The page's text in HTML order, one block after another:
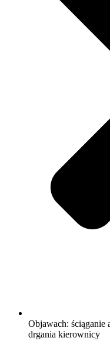
Objawach: ściąganie
drgania kierownicy